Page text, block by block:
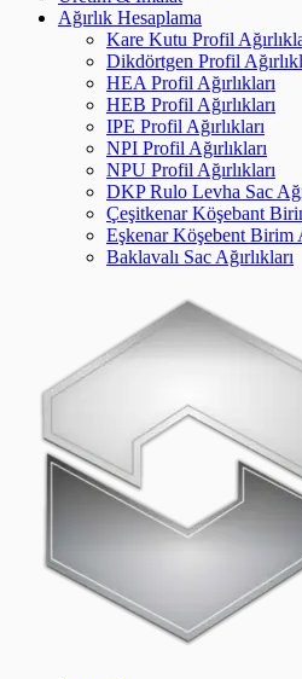
Ağırlık Hesaplama
Kare Kutu Profil
Dikdörtgen Profil
HEA Profil Ağırlıkları
HEB Profil Ağırlıkları
IPE Profil Ağırlıkları
NPI Profil Ağırlıkları
NPU Profil Ağırlıkları
DKP Rulo Levha Sac
Çeşitkenar Köşebant
Eşkenar Köşebent Birim
Baklavalı Sac Ağırlıkları